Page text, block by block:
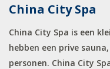
China City Spa
China City Spa is een
hebben een prive
personen. China City